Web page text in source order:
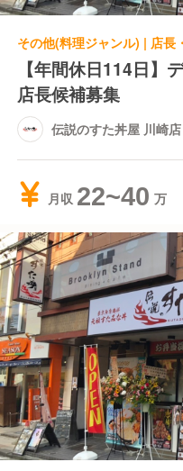
その他(料理ジャンル) | 店長
【年間休日114日】
店長候補募集
伝説のすた丼屋 川崎店
月収 22~40